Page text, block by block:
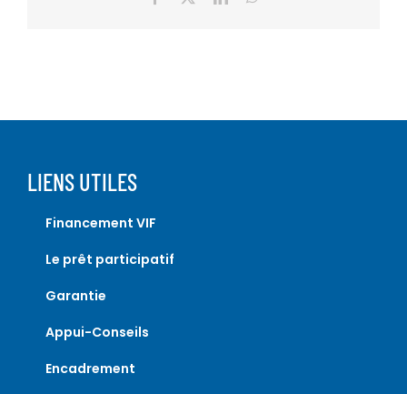
LIENS UTILES
Financement VIF
Le prêt participatif
Garantie
Appui-Conseils
Encadrement